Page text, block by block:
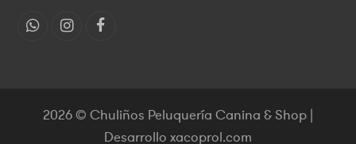
Whatsapp
InstagramFacebook
2026 © Chuliños Peluquería Canina & Shop |
Desarrollo xacoprol.com